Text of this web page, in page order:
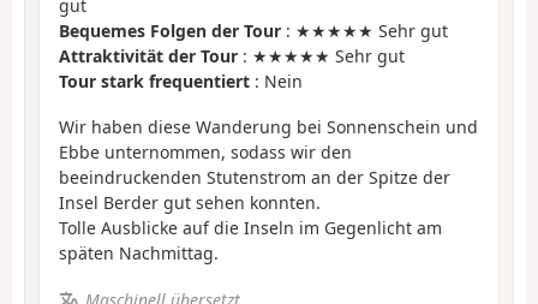
gut
Bequemes Folgen der Tour : ★★★★★ Sehr gut
Attraktivität der Tour : ★★★★★ Sehr gut
Tour stark frequentiert : Nein
Wir haben diese Wanderung bei Sonnenschein und
Ebbe unternommen, sodass wir den
beeindruckenden Stutenstrom an der Spitze der
Insel Berder gut sehen konnten.
Tolle Ausblicke auf die Inseln im Gegenlicht am
späten Nachmittag.